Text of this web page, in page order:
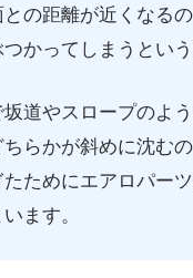
との距離が近くなる
かってしまうとい
坂道やスロープのよ
らかが斜めに沈む
たためにエアロパー
ます。